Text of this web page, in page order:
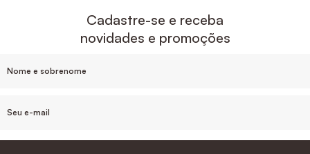
Cadastre-se e receba
novidades e promoções